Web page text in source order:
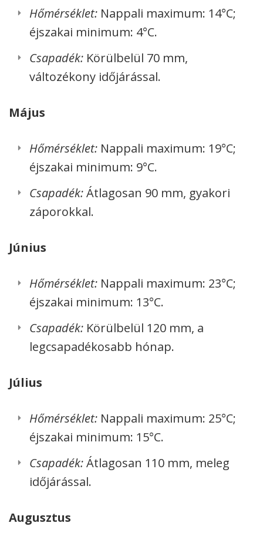
Hőmérséklet: Nappali maximum: 14°C;
éjszakai minimum: 4°C.
Csapadék: Körülbelül 70 mm,
változékony időjárással.
Május
Hőmérséklet: Nappali maximum: 19°C;
éjszakai minimum: 9°C.
Csapadék:Átlagosan 90 mm, gyakori
záporokkal.
Június
Hőmérséklet: Nappali maximum: 23°C;
éjszakai minimum: 13°C.
Csapadék: Körülbelül 120 mm, a
legcsapadékosabb hónap.
Július
Hőmérséklet: Nappali maximum: 25°C;
éjszakai minimum: 15°C.
Csapadék:Átlagosan 110 mm, meleg
időjárással.
Augusztus